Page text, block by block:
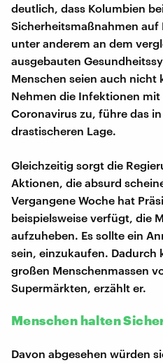
deutlich, dass Kolumbien
Sicherheitsmaßnahmen auf
unter anderem an dem
ausgebauten
Menschen seien auch nicht
Nehmen die Infektionen
Coronavirus zu, führe das
drastischeren Lage.
Gleichzeitig sorgt die
Aktionen, die absurd
Vergangene Woche hat
beispielsweise verfügt, die
aufzuheben. Es sollte ein
sein, einzukaufen. Dadurch
großen Menschenmassen
Supermärkten, erzählt er.
Menschen halten
Davon abgesehen würden